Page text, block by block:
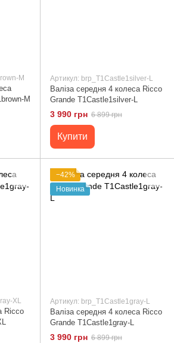
M
M
Артикул: brp_T1Castle1silver-L
Валіза середня 4 колеса Ricco
Grande T1Castle1silver-L
3 990 грн 6 899 грн
Купити
XL
Ricco
−42%
Новинка
Артикул: brp_T1Castle1gray-L
Валіза середня 4 колеса Ricco
Grande T1Castle1gray-L
3 990 грн 6 899 грн